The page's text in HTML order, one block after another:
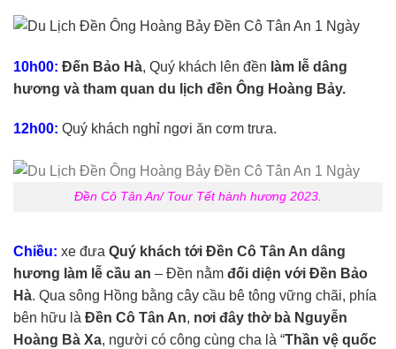
10h00: Đến Bảo Hà, Quý khách lên đền làm lễ dâng
hương và tham quan du lịch đền Ông Hoàng Bảy.
12h00: Quý khách nghỉ ngơi ăn cơm trưa.
Đền Cô Tân An/ Tour Tết hành hương 2023.
Chiều: xe đưa Quý khách tới Đền Cô Tân An dâng
hương làm lễ cầu an – Đền nằm đối diện với Đền Bảo
Hà. Qua sông Hồng bằng cây cầu bê tông vững chãi, phía
bên hữu là Đền Cô Tân An, nơi đây thờ bà Nguyễn
Hoàng Bà Xa, người có công cùng cha là “Thần vệ quốc